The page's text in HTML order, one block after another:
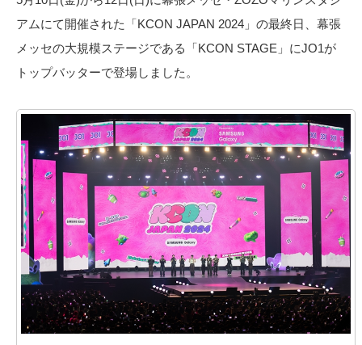
アムにて開催された「KCON JAPAN 2024」の最終日、幕張
メッセの大規模ステージである「KCON STAGE」にJO1が
トップバッターで登場しました。